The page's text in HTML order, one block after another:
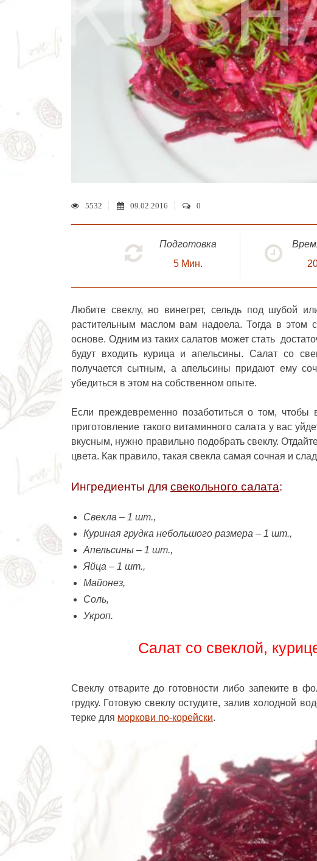
5532 09.02.2016 0
Подготовка
5 Мин.
Любите свеклу, но винегрет, сельдь под шубой
растительным маслом вам надоела. Тогда в этом
основе. Одним из таких салатов может стать
будут входить курица и апельсины. Салат со
получается сытным, а апельсины придают ему
убедиться в этом на собственном опыте.
Если преждевременно позаботиться о том,
приготовление такого витаминного салата у вас
вкусным, нужно правильно подобрать свеклу.
цвета. Как правило, такая свекла самая сочная и
Ингредиенты для свекольного салата:
Свекла – 1 шт.,
Куриная грудка небольшого размера – 1 шт.,
Апельсины – 1 шт.,
Яйца – 1 шт.,
Майонез,
Соль,
Укроп.
Салат со свеклой,
Свеклу отварите до готовности либо запеките в
грудку. Готовую свеклу остудите, залив холодной
терке для моркови по-корейски.